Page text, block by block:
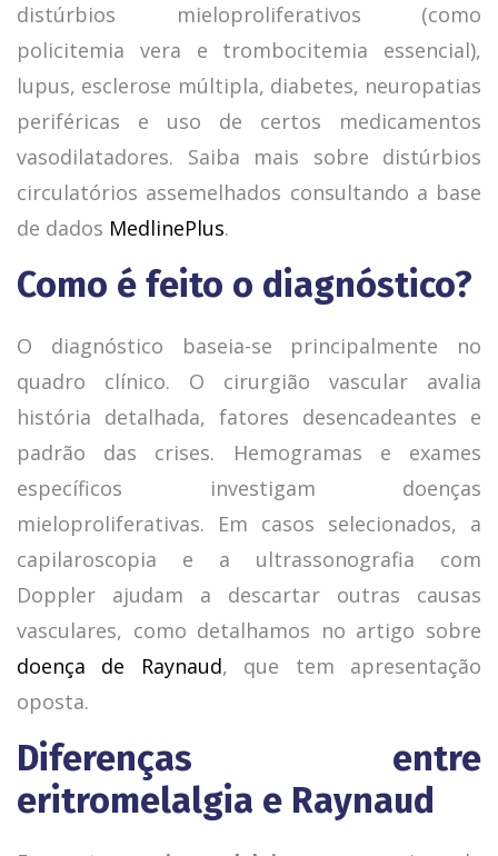
distúrbios mieloproliferativos (como
policitemia vera e trombocitemia essencial),
lupus, esclerose múltipla, diabetes, neuropatias
periféricas e uso de certos medicamentos
vasodilatadores. Saiba mais sobre distúrbios
circulatórios assemelhados consultando a base
de dados MedlinePlus.
Como é feito o diagnóstico?
O diagnóstico baseia-se principalmente no
quadro clínico. O cirurgião vascular avalia
história detalhada, fatores desencadeantes e
padrão das crises. Hemogramas e exames
específicos investigam doenças
mieloproliferativas. Em casos selecionados, a
capilaroscopia e a ultrassonografia com
Doppler ajudam a descartar outras causas
vasculares, como detalhamos no artigo sobre
doença de Raynaud, que tem apresentação
oposta.
Diferenças entre
eritromelalgia e Raynaud